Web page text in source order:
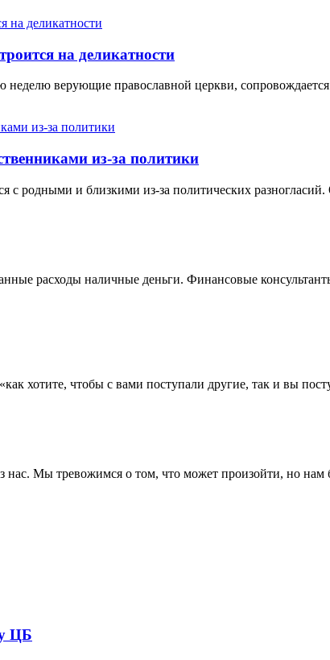
на деликатности
верующие православной церкви,
из-за политики
с родными и близкими из-за политических
расходы наличные деньги. Финансовые
хотите, чтобы с вами поступали другие, так и вы
нас. Мы тревожимся о том, что может произойти, но нам
ЦБ